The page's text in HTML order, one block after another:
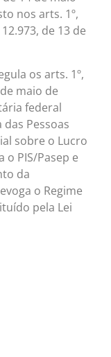
nos arts. 1º,
12.973, de 13 de
os arts. 1º,
de maio de
federal
Pessoas
sobre o Lucro
o PIS/Pasep e
da
o Regime
pela Lei